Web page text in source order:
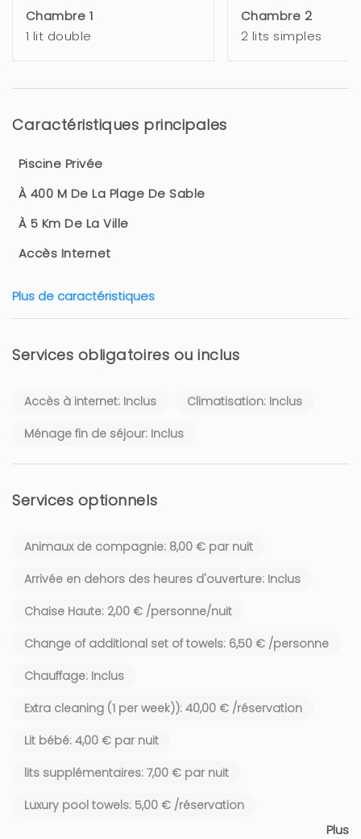
Chambre 1
1 lit double
Chambre 2
2 lits simples
Caractéristiques principales
Piscine Privée
À 400 M De La Plage De Sable
À 5 Km De La Ville
Accès Internet
Plus de caractéristiques
Services obligatoires ou inclus
Accès à internet: Inclus
Climatisation: Inclus
Ménage fin de séjour: Inclus
Services optionnels
Animaux de compagnie: 8,00 € par nuit
Arrivée en dehors des heures d'ouverture: Inclus
Chaise Haute: 2,00 € /personne/nuit
Change of additional set of towels: 6,50 € /personne
Chauffage: Inclus
Extra cleaning (1 per week)): 40,00 € /réservation
Lit bébé: 4,00 € par nuit
lits supplémentaires: 7,00 € par nuit
Luxury pool towels: 5,00 € /réservation
Plus